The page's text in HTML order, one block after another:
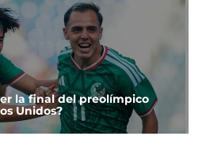
la final del preolímpico
Unidos?